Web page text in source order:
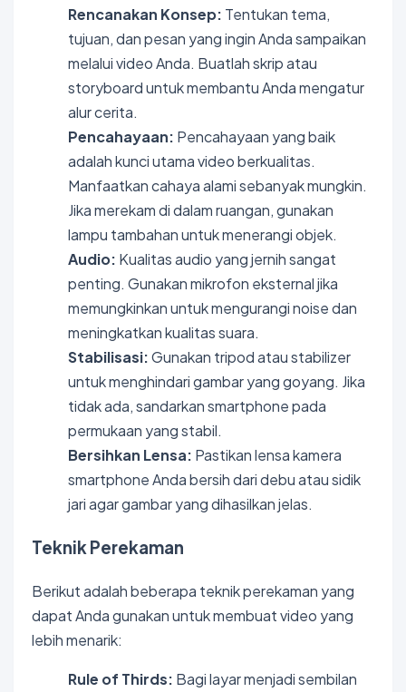
Rencanakan Konsep: Tentukan tema,
tujuan, dan pesan yang ingin Anda sampaikan
melalui video Anda. Buatlah skrip atau
storyboard untuk membantu Anda mengatur
alur cerita.
Pencahayaan: Pencahayaan yang baik
adalah kunci utama video berkualitas.
Manfaatkan cahaya alami sebanyak mungkin.
Jika merekam di dalam ruangan, gunakan
lampu tambahan untuk menerangi objek.
Audio: Kualitas audio yang jernih sangat
penting. Gunakan mikrofon eksternal jika
memungkinkan untuk mengurangi noise dan
meningkatkan kualitas suara.
Stabilisasi:Gunakan tripod atau stabilizer
untuk menghindari gambar yang goyang. Jika
tidak ada, sandarkan smartphone pada
permukaan yang stabil.
Bersihkan Lensa: Pastikan lensa kamera
smartphone Anda bersih dari debu atau sidik
jari agar gambar yang dihasilkan jelas.
Teknik Perekaman
Berikut adalah beberapa teknik perekaman yang
dapat Anda gunakan untuk membuat video yang
lebih menarik:
Rule of Thirds: Bagi layar menjadi sembilan